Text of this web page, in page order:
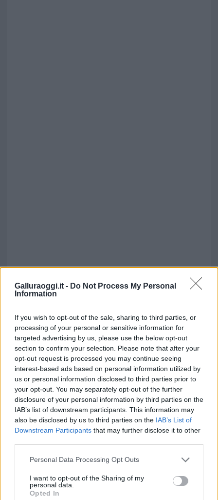
Galluraoggi.it - Do Not Process My Personal
Information
If you wish to opt-out of the sale, sharing to third parties, or
processing of your personal or sensitive information for
targeted advertising by us, please use the below opt-out
section to confirm your selection. Please note that after your
opt-out request is processed you may continue seeing
interest-based ads based on personal information utilized by
us or personal information disclosed to third parties prior to
your opt-out. You may separately opt-out of the further
disclosure of your personal information by third parties on the
IAB’s list of downstream participants. This information may
also be disclosed by us to third parties on the IAB’s List of
Downstream Participants that may further disclose it to other
Please note that this website/app uses one or more Google
not limited to your visit or usage behaviour. You may click to
grant or deny consent to Google and its third-party tags to
use your data for below specified purposes in below Google
Personal Data Processing Opt Outs
I want to opt-out of the Sharing of my
personal data.
Opted In
Vuoi rimuovere le pubblicità nazionali?
Puoi abbonarti asoli € 1,10 al mese
cliccandoqui
Sei già abbonato?
Puoi effettuare l'accesso andando nella
sezioneLogindal menù del sito o
cliccandoqui
TEMI:
Capitaneria Porto Cannigione
Guardia Costiera Cannigione
Notizie in tempo reale?